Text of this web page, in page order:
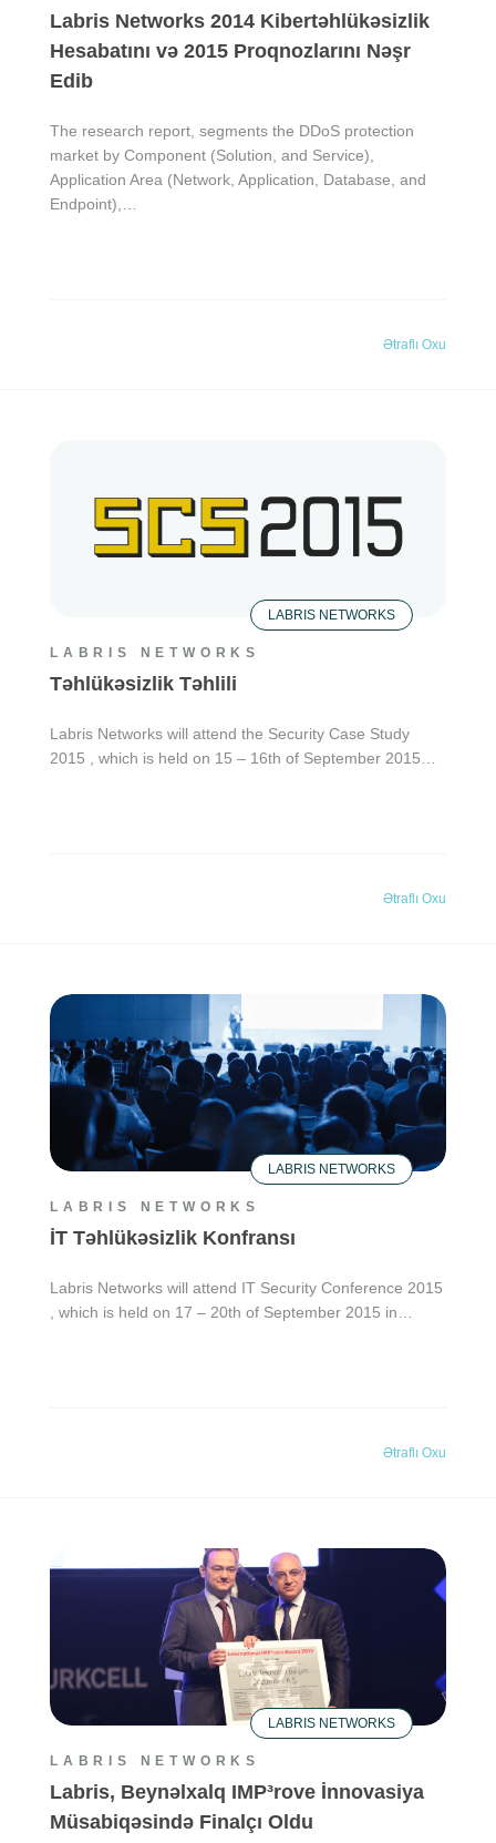
Labris Networks 2014 Kibertəhlükəsizlik
Hesabatını və 2015 Proqnozlarını Nəşr
Edib
The research report, segments the DDoS protection
market by Component (Solution, and Service),
Application Area (Network, Application, Database, and
Endpoint),…
Ətraflı Oxu
LABRIS NETWORKS
LABRIS NETWORKS
Təhlükəsizlik Təhlili
Labris Networks will attend the Security Case Study
2015 , which is held on 15 – 16th of September 2015…
Ətraflı Oxu
LABRIS NETWORKS
LABRIS NETWORKS
İT Təhlükəsizlik Konfransı
Labris Networks will attend IT Security Conference 2015
, which is held on 17 – 20th of September 2015 in…
Ətraflı Oxu
LABRIS NETWORKS
LABRIS NETWORKS
Labris, Beynəlxalq IMP³rove İnnovasiya
Müsabiqəsində Finalçı Oldu